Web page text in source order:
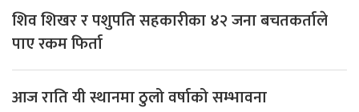
शिव शिखर र पशुपति सहकारीका ४२ जना बचतकर्ताले
पाए रकम फिर्ता
आज राति यी स्थानमा ठुलो वर्षाको सम्भावना